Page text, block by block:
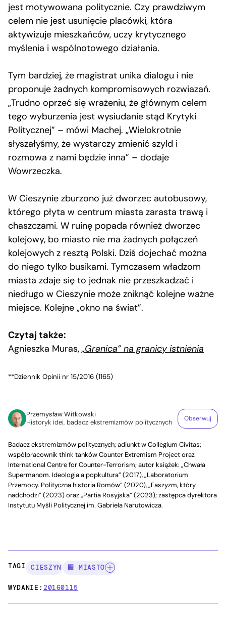
jest motywowana politycznie. Czy prawdziwym
celem nie jest usunięcie placówki, która
aktywizuje mieszkańców, uczy krytycznego
myślenia i wspólnotowego działania.
Tym bardziej, że magistrat unika dialogu i nie
proponuje żadnych kompromisowych rozwiazań.
„Trudno oprzeć się wrażeniu, że głównym celem
tego wyburzenia jest wysiudanie stąd Krytyki
Politycznej” – mówi Machej. „Wielokrotnie
słyszałyśmy, że wystarczy zmienić szyld i
rozmowa z nami będzie inna” – dodaje
Wowrzeczka.
W Cieszynie zburzono już dworzec autobusowy,
którego płyta w centrum miasta zarasta trawą i
chaszczami. W ruinę popada również dworzec
kolejowy, bo miasto nie ma żadnych połączeń
kolejowych z resztą Polski. Dziś dojechać można
do niego tylko busikami. Tymczasem władzom
miasta zdaje się to jednak nie przeszkadzać i
niedługo w Cieszynie może zniknąć kolejne ważne
miejsce. Kolejne „okno na świat”.
Czytaj także:
Agnieszka Muras,„Granica” na granicy istnienia
**Dziennik Opinii nr 15/2016 (1165)
Przemysław Witkowski
Historyk idei, badacz ekstremizmów politycznych
Obserwuj
Badacz ekstremizmów politycznych; adiunkt w Collegium Civitas;
współpracownik think tanków Counter Extremism Project oraz
International Centre for Counter-Terrorism; autor książek: „Chwała
Supermanom. Ideologia a popkultura” (2017), „Laboratorium
Przemocy. Polityczna historia Romów” (2020), „Faszyzm, który
nadchodzi” (2023) oraz „Partia Rosyjska” (2023); zastępca dyrektora
Instytutu Myśli Politycznej im. Gabriela Narutowicza.
TAGI: CIESZYN 🏢 MIASTO
WYDANIE:20160115